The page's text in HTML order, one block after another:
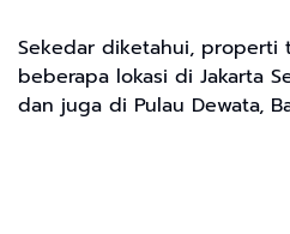
Sekedar diketahui, properti
beberapa lokasi di Jakarta
dan juga di Pulau Dewata,